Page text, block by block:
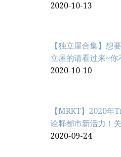
2020-10-13
【独立屋合集】想
立屋的请看过来~你
2020-10-10
【MRKT】2020
诠释都市新活力！
2020-09-24